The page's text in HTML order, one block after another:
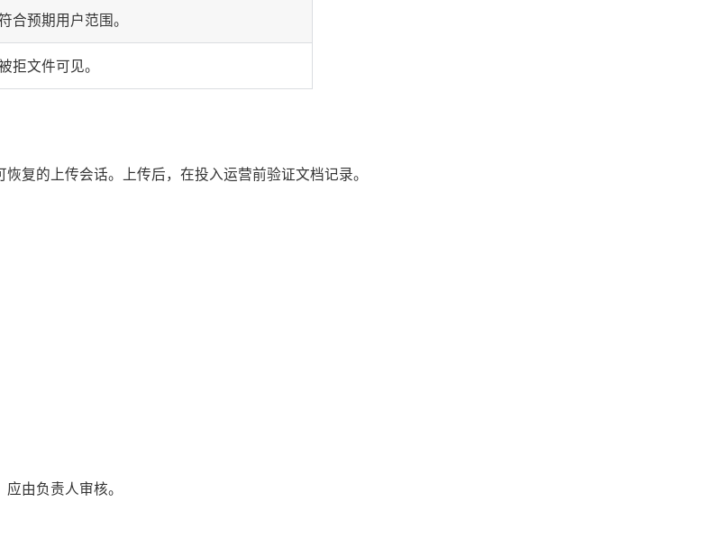
合预期用户范围。
拒文件可见。
复的上传会话。上传后，在投入运营前验证文档记录。
由负责人审核。